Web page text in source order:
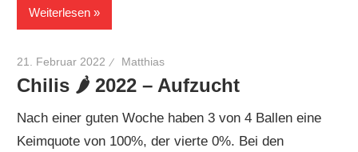
Weiterlesen
21. Februar 2022 Matthias
Chilis 🌶 2022 – Aufzucht
Nach einer guten Woche haben 3 von 4 Ballen eine
Keimquote von 100%, der vierte 0%. Bei den